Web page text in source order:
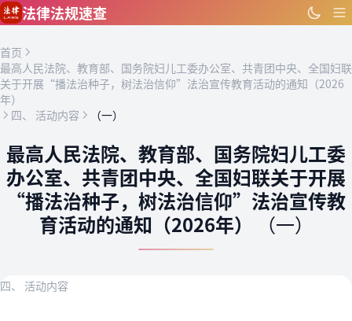
跳到主要内容
法律法规速查
首页
最高人民法院、教育部、国务院妇儿工委办公室、共青团中央、全国妇联
关于开展“播法治种子，树法治信仰”法治宣传教育活动的通知（2026
年）
四、 活动内容
（一）
最高人民法院、教育部、国务院妇儿工委
办公室、共青团中央、全国妇联关于开展
“播法治种子，树法治信仰”法治宣传教
育活动的通知（2026年）
（一）
四、 活动内容